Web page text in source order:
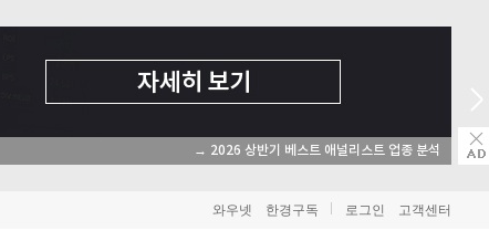
와우넷 한경구독 로그인 고객센터